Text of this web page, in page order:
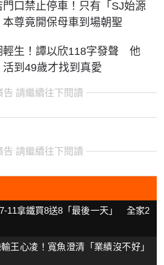
門口禁止停車！只有「SJ始源
本尊竟開保母車到場朝聖
輕生！譚以欣118字發聲 他
活到49歲才找到真愛
告 請繼續往下閱讀
告 請繼續往下閱讀
11拿鐵買8送8「最後一天」 全家2
王心凌！寬魚澄清「業績沒不好」